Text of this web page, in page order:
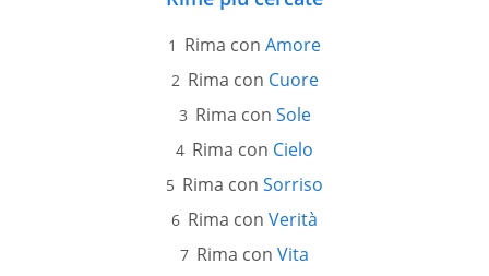
Rima con Amore
Rima con Cuore
Rima con Sole
Rima con Cielo
Rima con Sorriso
Rima con Verità
Rima con Vita